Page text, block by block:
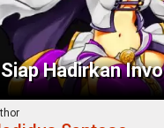
Siap Hadirkan